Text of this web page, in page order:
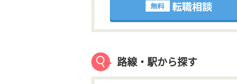
路線・駅から探す